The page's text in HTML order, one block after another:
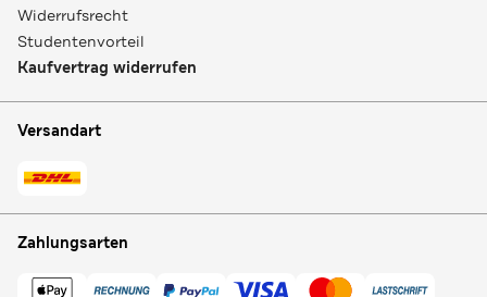
Widerrufsrecht
Studentenvorteil
Kaufvertrag widerrufen
Versandart
Zahlungsarten